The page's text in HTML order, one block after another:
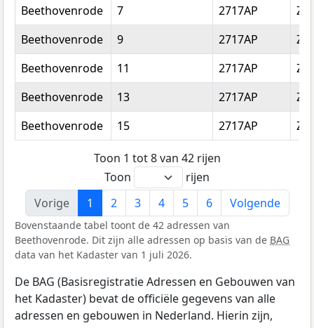
Beethovenrode
7 2717AP
Beethovenrode
9 2717AP
Beethovenrode
11 2717AP
Beethovenrode
13 2717AP
Beethovenrode
15 2717AP
Toon 1 tot 8 van 42 rijen
Toon
rijen
Vorige
1 2 3 4 5 6 Volgende
Bovenstaande tabel toont de 42 adressen van
Beethovenrode. Dit zijn alle adressen op basis van de BAG
data van het Kadaster van 1 juli 2026.
De BAG (Basisregistratie Adressen en Gebouwen van
het Kadaster) bevat de officiële gegevens van alle
adressen en gebouwen in Nederland. Hierin zijn,